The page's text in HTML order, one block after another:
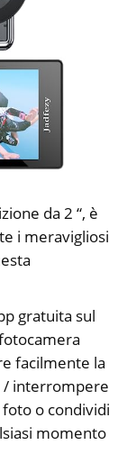
da 2 “, è
i meravigliosi
gratuita sul
facilmente la
/ interrompere
o condividi
momento